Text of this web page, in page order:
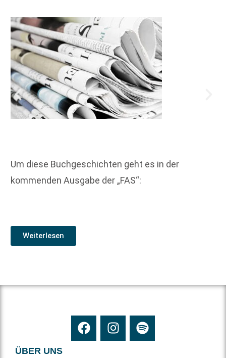
Um diese Buchgeschichten geht es in der
kommenden Ausgabe der „FAS“:
Weiterlesen
ÜBER UNS